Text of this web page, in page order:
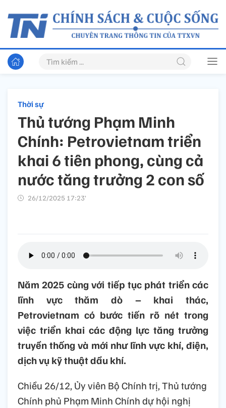
Thời sự
Thủ tướng Phạm Minh
Chính: Petrovietnam triển
khai 6 tiên phong, cùng cả
nước tăng trưởng 2 con số
26/12/2025 17:23’
Năm 2025 cùng với tiếp tục phát triển các
lĩnh vực thăm dò – khai thác,
Petrovietnam có bước tiến rõ nét trong
việc triển khai các động lực tăng trưởng
truyền thống và mới như lĩnh vực khí, điện,
dịch vụ kỹ thuật dầu khí.
Chiều 26/12, Ủy viên Bộ Chính trị, Thủ tướng
Chính phủ Phạm Minh Chính dự hội nghị